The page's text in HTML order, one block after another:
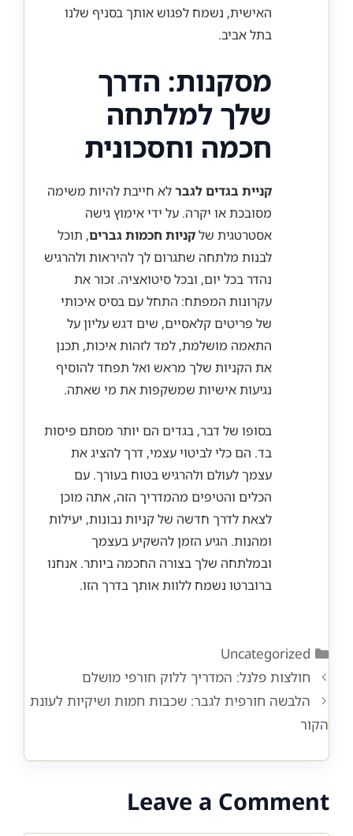
האישית, נשמח לפגוש אותך בסניף שלנו
בתל אביב.
מסקנות: הדרך
שלך למלתחה
חכמה וחסכונית
קניית בגדים לגברלא חייבת להיות משימה
מסובכת או יקרה. על ידי אימוץ גישה
אסטרטגית שלקניות חכמות גברים, תוכל
לבנות מלתחה שתגרום לך להיראות ולהרגיש
נהדר בכל יום, ובכל סיטואציה. זכור את
עקרונות המפתח: התחל עם בסיס איכותי
של פריטים קלאסיים, שים דגש עליון על
התאמה מושלמת, למד לזהות איכות, תכנן
את הקניות שלך מראש ואל תפחד להוסיף
נגיעות אישיות שמשקפות את מי שאתה.
בסופו של דבר, בגדים הם יותר מסתם פיסות
בד. הם כלי לביטוי עצמי, דרך להציג את
עצמך לעולם ולהרגיש בטוח בעורך. עם
הכלים והטיפים מהמדריך הזה, אתה מוכן
לצאת לדרך חדשה של קניות נבונות, יעילות
ומהנות. הגיע הזמן להשקיע בעצמך
ובמלתחה שלך בצורה החכמה ביותר. אנחנו
ברוברטו נשמח ללוות אותך בדרך הזו.
Categories
Uncategorized
חולצות פלנל: המדריך ללוק חורפי מושלם
הלבשה חורפית לגבר: שכבות חמות ושיקיות לעונת
הקור
Leave a Comment